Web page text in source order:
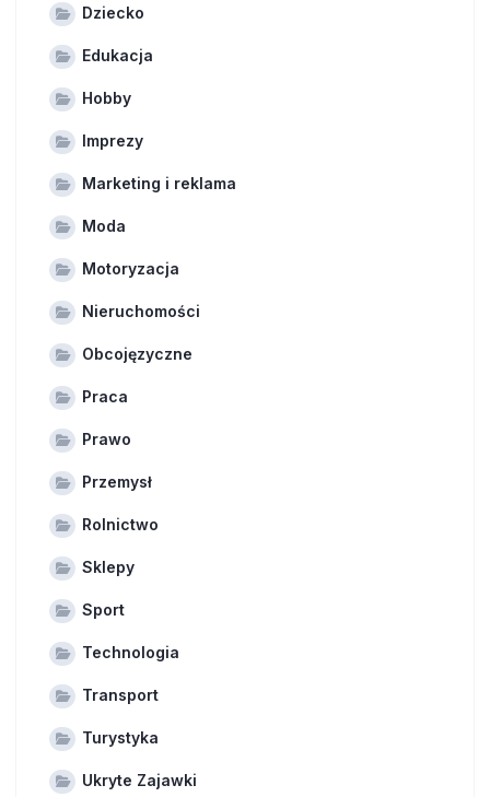
Dziecko
Edukacja
Hobby
Imprezy
Marketing i reklama
Moda
Motoryzacja
Nieruchomości
Obcojęzyczne
Praca
Prawo
Przemysł
Rolnictwo
Sklepy
Sport
Technologia
Transport
Turystyka
Ukryte Zajawki